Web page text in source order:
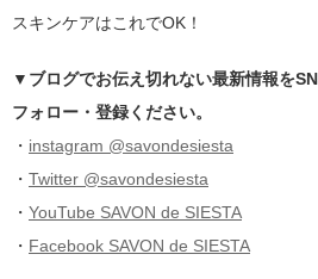
スキンケアはこれでOK！
▼ブログでお伝え切れない最新情報を
フォロー・登録ください。
・ instagram @savondesiesta
・ Twitter @savondesiesta
・ YouTube SAVON de SIESTA
・ Facebook SAVON de SIESTA